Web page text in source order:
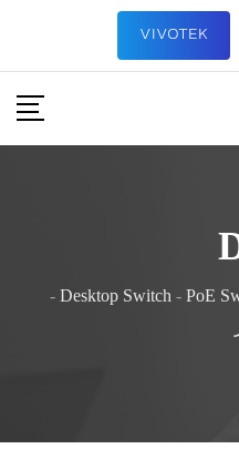
VIVOTEK
Desktop Switch - PoE
-